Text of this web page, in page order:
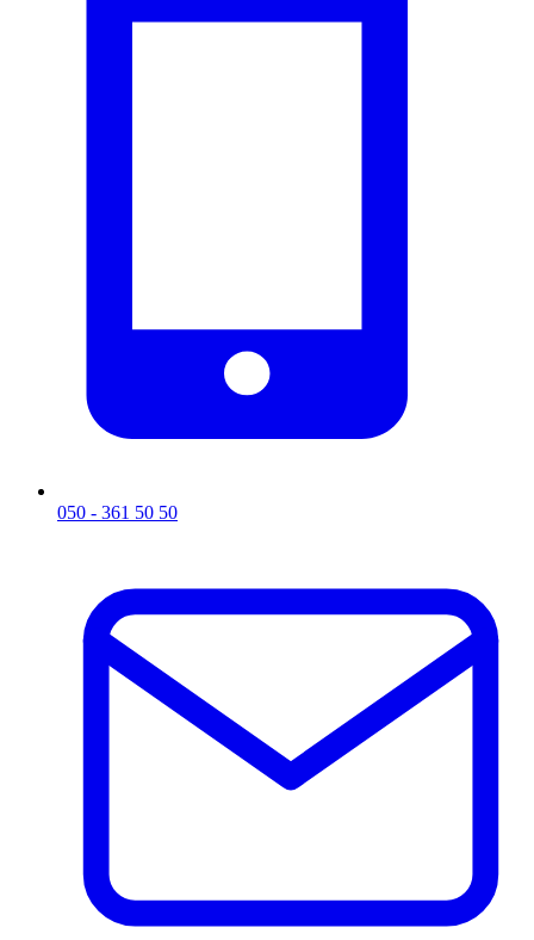
050 - 361 50 50